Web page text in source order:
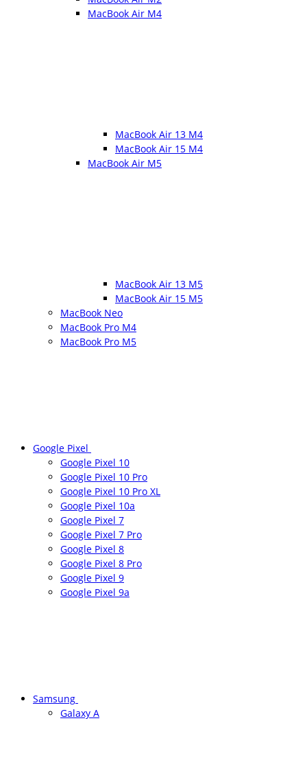
MacBook Air M4
MacBook Air 13 M4
MacBook Air 15 M4
MacBook Air M5
MacBook Air 13 M5
MacBook Air 15 M5
MacBook Neo
MacBook Pro M4
MacBook Pro M5
Google Pixel
Google Pixel 10
Google Pixel 10 Pro
Google Pixel 10 Pro XL
Google Pixel 10a
Google Pixel 7
Google Pixel 7 Pro
Google Pixel 8
Google Pixel 8 Pro
Google Pixel 9
Google Pixel 9a
Samsung
Galaxy A